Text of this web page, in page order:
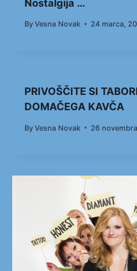
Nostalgija …
ByVesna Novak 24 marca,
PRIVOŠČITE SI
DOMAČEGA KAVČA
ByVesna Novak 26